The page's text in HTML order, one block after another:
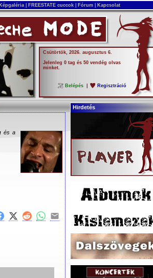
Képgaléria FREESTATE cuccok Fórum Kapcsolat
Csütörtök, 2026. augusztus 6.
Jelenleg 0 tag és 50 vendég olvas
minket.
Belépés Regisztráció
Hirdetés
és a